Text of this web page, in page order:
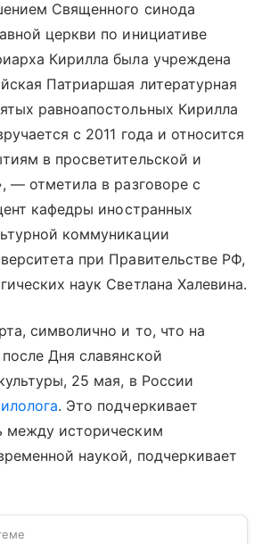
Священного синода
церкви по инициативе
Кирилла была учреждена
Патриаршая литературная
равноапостольных Кирилла
с 2011 года и относится
в просветительской и
— отметила в разговоре с
кафедры иностранных
коммуникации
при Правительстве РФ,
наук Светлана Халевина.
символично и то, что на
Дня славянской
25 мая, в России
. Это подчеркивает
между историческим
наукой, подчеркивает